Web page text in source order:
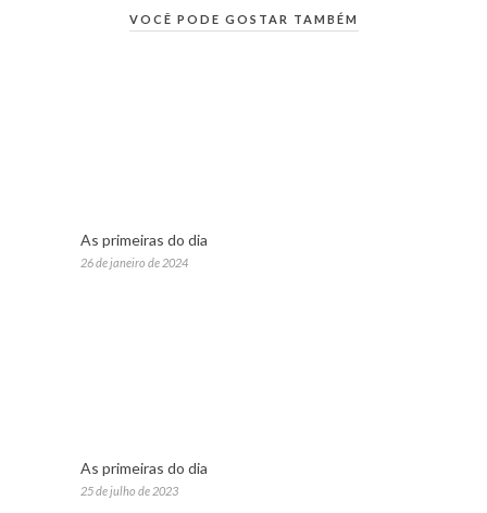
VOCÊ PODE GOSTAR TAMBÉM
As primeiras do dia
26 de janeiro de 2024
As primeiras do dia
25 de julho de 2023